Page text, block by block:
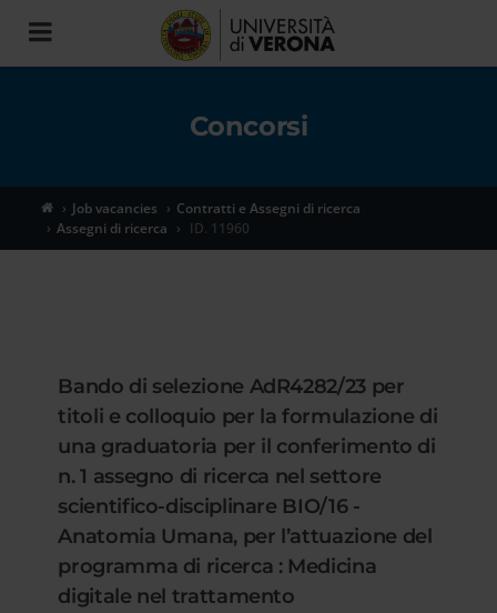
Toggle
navigation
Concorsi
Job vacancies
Contratti e Assegni di ricerca
Assegni di ricerca
ID. 11960
Bando di selezione AdR4282/23 per
titoli e colloquio per la formulazione di
una graduatoria per il conferimento di
n. 1 assegno di ricerca nel settore
scientifico-disciplinare BIO/16 -
Anatomia Umana, per l’attuazione del
programma di ricerca : Medicina
digitale nel trattamento